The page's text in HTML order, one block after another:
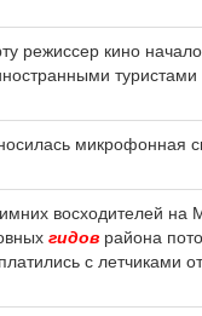
режиссер кино
микрофонная
восходителей на
гидов района
с летчиками